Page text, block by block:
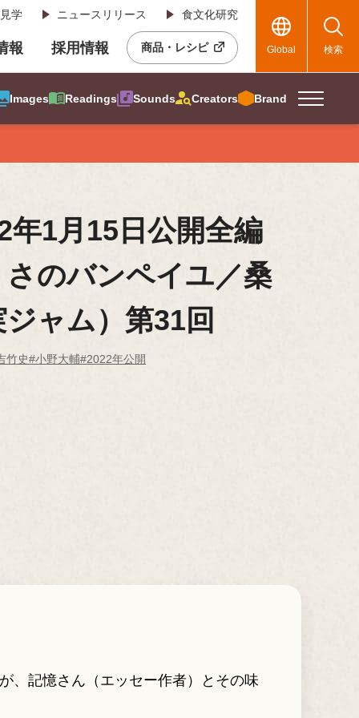
学 ニュースリリース 食文化研究
報 採用情報 商品・レシピ Global 検索
Images Readings Sounds Creators Brand
年1月15日公開全編
さのバンペイユ／桑
ャム）第31回
竹史#小野大輔#2022年公開
、記憶さん（エッセー作者）とその味